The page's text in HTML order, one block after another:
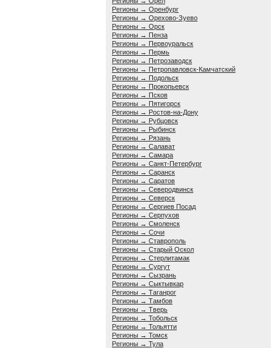
Регионы → Оренбург
Регионы → Орехово-Зуево
Регионы → Орск
Регионы → Пенза
Регионы → Первоуральск
Регионы → Пермь
Регионы → Петрозаводск
Регионы → Петропавловск-Камчатский
Регионы → Подольск
Регионы → Прокопьевск
Регионы → Псков
Регионы → Пятигорск
Регионы → Ростов-на-Дону
Регионы → Рубцовск
Регионы → Рыбинск
Регионы → Рязань
Регионы → Салават
Регионы → Самара
Регионы → Санкт-Петербург
Регионы → Саранск
Регионы → Саратов
Регионы → Северодвинск
Регионы → Северск
Регионы → Сергиев Посад
Регионы → Серпухов
Регионы → Смоленск
Регионы → Сочи
Регионы → Ставрополь
Регионы → Старый Оскол
Регионы → Стерлитамак
Регионы → Сургут
Регионы → Сызрань
Регионы → Сыктывкар
Регионы → Таганрог
Регионы → Тамбов
Регионы → Тверь
Регионы → Тобольск
Регионы → Тольятти
Регионы → Томск
Регионы → Тула